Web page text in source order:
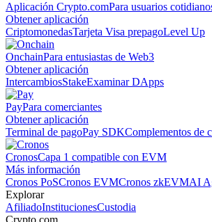
Aplicación Crypto.comPara usuarios
Obtener aplicación
CriptomonedasTarjeta Visa prepagoLevel Up
OnchainPara entusiastas de Web3
Obtener aplicación
IntercambiosStakeExaminar DApps
PayPara comerciantes
Obtener aplicación
Terminal de pagoPay SDKComplementos de
CronosCapa 1 compatible con EVM
Más información
Cronos PoSCronos EVMCronos zkEVMAI
Explorar
AfiliadoInstitucionesCustodia